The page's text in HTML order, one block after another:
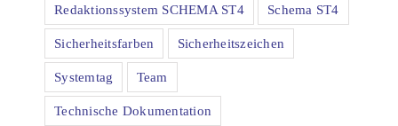
Redaktionssystem SCHEMA ST4 Schema ST4
Sicherheitsfarben Sicherheitszeichen
Systemtag Team
Technische Dokumentation